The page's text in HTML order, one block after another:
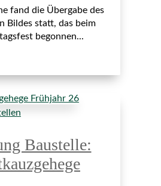
fand die Übergabe des
Bildes statt, das beim
begonnen...
Baustelle: